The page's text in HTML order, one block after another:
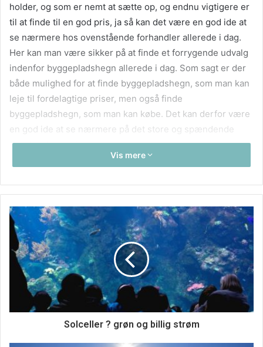
holder, og som er nemt at sætte op, og endnu vigtigere er
til at finde til en god pris, ja så kan det være en god ide at
se nærmere hos ovenstående forhandler allerede i dag.
Her kan man være sikker på at finde et forrygende udvalg
indenfor byggepladshegn allerede i dag. Som sagt er der
både mulighed for at finde byggepladshegn, som man kan
leje til fordelagtige priser, men også finde
byggepladshegn, som man kan købe. Det kan derfor være
en god ide at se nærmere på det store og spændende
udvalg allerede i dag.
Vis mere
Solceller ? grøn og billig strøm